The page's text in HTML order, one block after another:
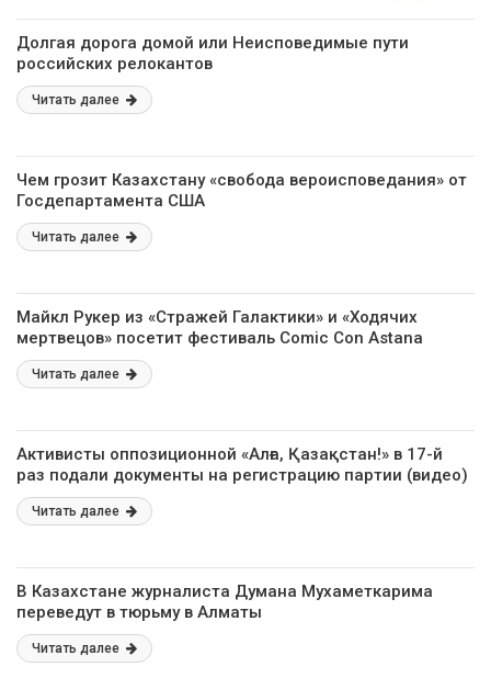
Долгая дорога домой или Неисповедимые пути
российских релокантов
Читать далее
Чем грозит Казахстану «свобода вероисповедания» от
Госдепартамента США
Читать далее
Майкл Рукер из «Стражей Галактики» и «Ходячих
мертвецов» посетит фестиваль Comic Con Astana
Читать далее
Активисты оппозиционной «Алға, Қазақстан!» в 17-й
раз подали документы на регистрацию партии (видео)
Читать далее
В Казахстане журналиста Думана Мухаметкарима
переведут в тюрьму в Алматы
Читать далее